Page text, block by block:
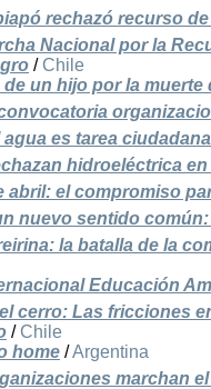
rechazó recurso
Nacional por la
/ Chile
de un hijo por la
es tarea
hidroeléctrica
abril: el compromiso
nuevo sentido
la batalla de la
Educación
cerro: Las fricciones
/ Chile
home /Argentina
marchan